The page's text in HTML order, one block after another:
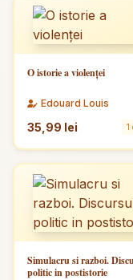
O istorie a violenței
Edouard Louis
35,99 lei 1
Simulacru si razboi.
politic in postistorie